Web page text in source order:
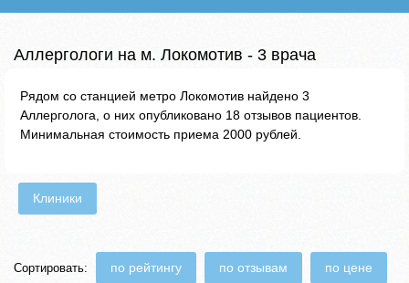
Аллергологи на м. Локомотив - 3 врача
Рядом со станцией метро Локомотив найдено 3
Аллерголога, о них опубликовано 18 отзывов пациентов.
Минимальная стоимость приема 2000 рублей.
Клиники
Сортировать: по рейтингу по отзывам по цене